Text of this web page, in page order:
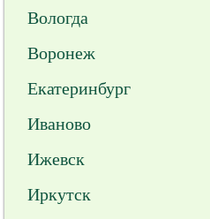
Вологда
Воронеж
Екатеринбург
Иваново
Ижевск
Иркутск